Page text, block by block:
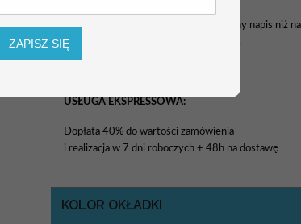
Jeśli na produkcie ma się znajdować inny napis niż
UWAGI podczas składania zamówienia.
USŁUGA EKSPRESSOWA:
Dopłata 40% do wartości zamówienia
i realizacja w 7 dni roboczych + 48h na dostawę
KOLOR OKŁADKI
ZAPISZ SIĘ